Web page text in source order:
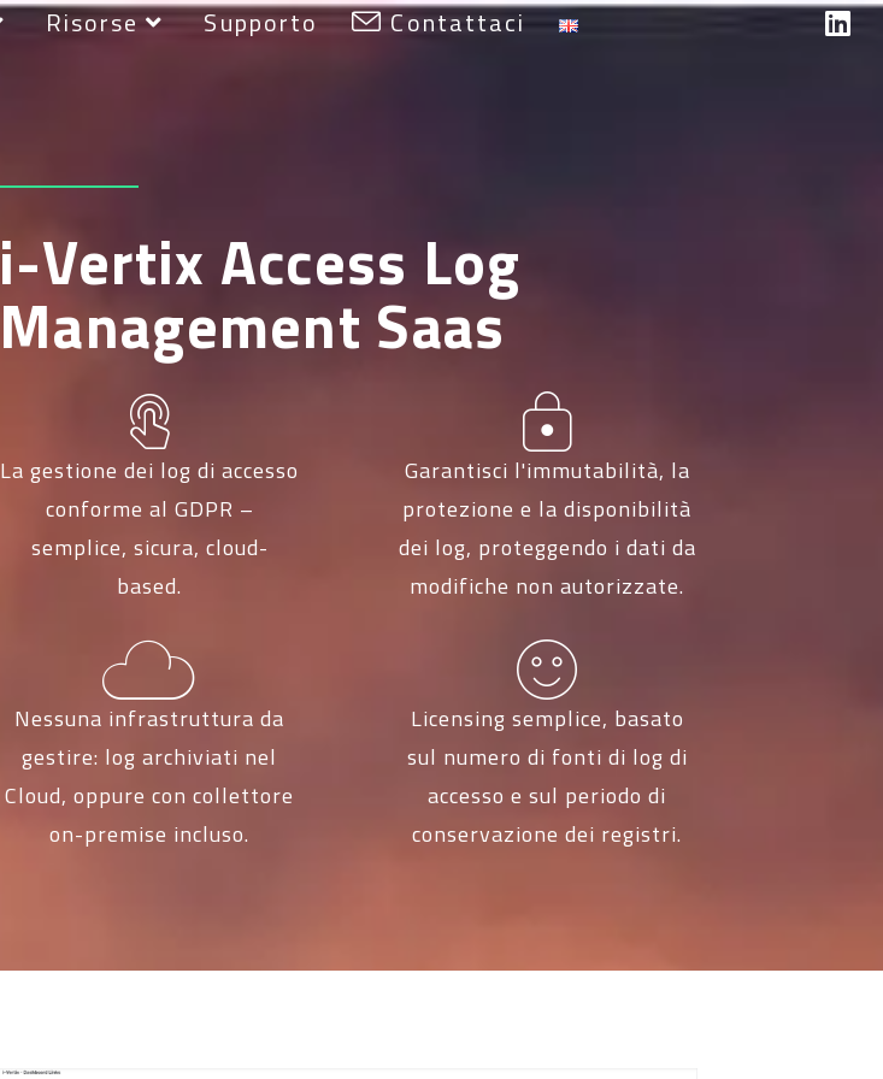
Risorse Supporto Contattaci
i-Vertix Access Log
Management Saas
La gestione dei log di accesso
conforme al GDPR –
semplice, sicura, cloud-
based.
Garantisci l'immutabilità, la
protezione e la disponibilità
dei log, proteggendo i dati da
modifiche non autorizzate.
Nessuna infrastruttura da
gestire: log archiviati nel
Cloud, oppure con collettore
on-premise incluso.
Licensing semplice, basato
sul numero di fonti di log di
accesso e sul periodo di
conservazione dei registri.